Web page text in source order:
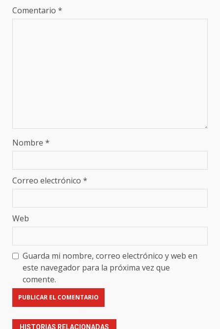
Comentario *
Nombre *
Correo electrónico *
Web
Guarda mi nombre, correo electrónico y web en
este navegador para la próxima vez que
comente.
HISTORIAS RELACIONADAS